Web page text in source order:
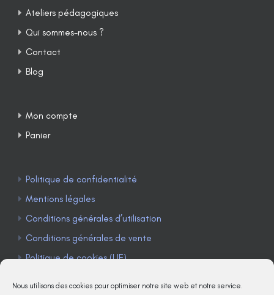
Nous utilisons des cookies pour optimiser notre site web et notre service.
Ateliers pédagogiques
Qui sommes-nous ?
Contact
Blog
Mon compte
Panier
Politique de confidentialité
Mentions légales
Conditions générales d’utilisation
Conditions générales de vente
Politique de cookies (UE)